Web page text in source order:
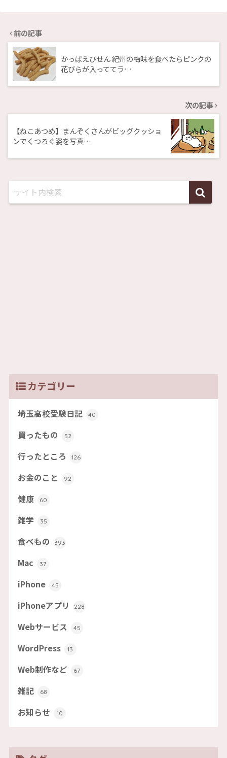
前の記事
かっぱえびせん 紀州の梅味を食べたらピンクの
花びらが入っててラ…
次の記事
【ねこあつめ】まんぞくさんがビッグクッショ
ンでくつろぐ姿を写真…
カテゴリー
埼玉高校受験日記 40
買ったもの 52
行ったところ 126
お金のこと 92
健康 60
雑学 35
食べもの 393
Mac 37
iPhone 45
iPhoneアプリ 228
Webサービス 45
WordPress 13
Web制作など 67
雑記 68
お知らせ 10